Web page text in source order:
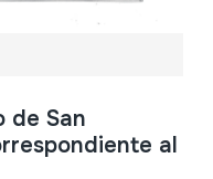
de San
al